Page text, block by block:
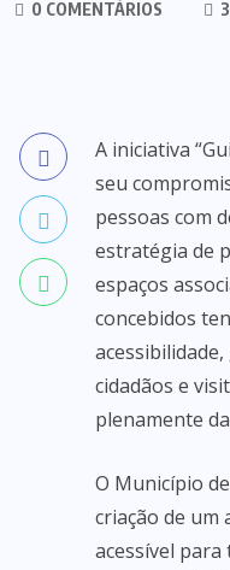
0 COMENTÁRIOS
A iniciativa
seu
pessoas com
estratégia de
espaços
concebidos
cidadãos e
plenamente
O Município
criação de um
acessível para